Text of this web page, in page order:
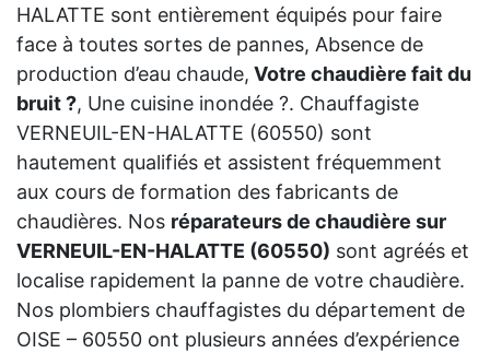
HALATTE sont entièrement équipés pour faire
face à toutes sortes de pannes, Absence de
production d’eau chaude, Votre chaudière fait du
bruit ?, Une cuisine inondée ?. Chauffagiste
VERNEUIL-EN-HALATTE (60550) sont
hautement qualifiés et assistent fréquemment
aux cours de formation des fabricants de
chaudières. Nos réparateurs de chaudière sur
VERNEUIL-EN-HALATTE (60550) sont agréés et
localise rapidement la panne de votre chaudière.
Nos plombiers chauffagistes du département de
OISE – 60550 ont plusieurs années d’expérience